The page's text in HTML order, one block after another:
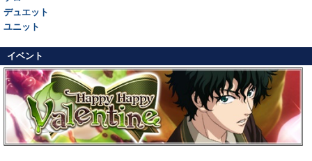
デュエット
ユニット
イベント